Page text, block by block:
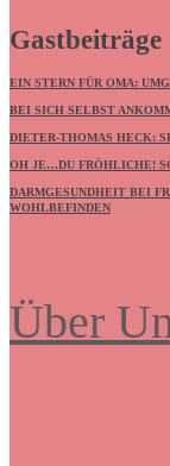
Gastbeiträge
EIN STERN FÜR OMA:
BEI SICH SELBST
DIETER-THOMAS HECK:
OH JE…DU FRÖHLICHE!
DARMGESUNDHEIT BEI
WOHLBEFINDEN
Über